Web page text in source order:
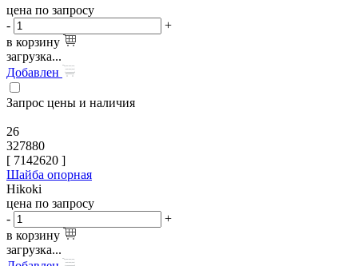
цена по запросу
-
+
в корзину
загрузка...
Добавлен
Запрос цены и наличия
26
327880
[ 7142620 ]
Шайба опорная
Hikoki
цена по запросу
-
+
в корзину
загрузка...